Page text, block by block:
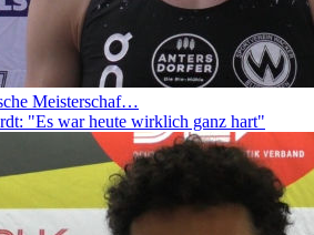
Meisterschaf…
"Es war heute wirklich ganz hart"